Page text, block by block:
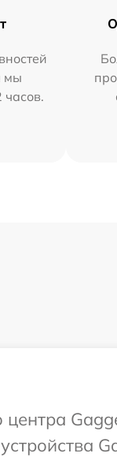
мы
часов.